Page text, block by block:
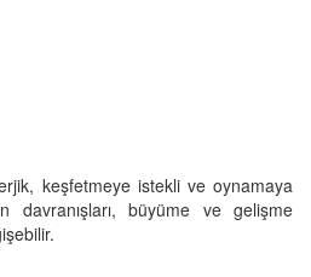
keşfetmeye istekli ve oynamaya
davranışları, büyüme ve gelişme